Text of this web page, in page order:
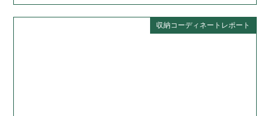
収納コーディネートレポート